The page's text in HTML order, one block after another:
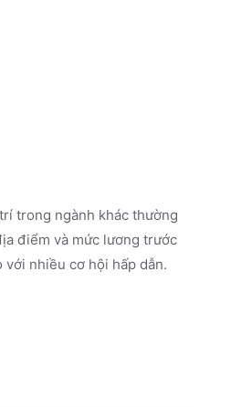
trong ngành khác thường
điểm và mức lương trước
với nhiều cơ hội hấp dẫn.